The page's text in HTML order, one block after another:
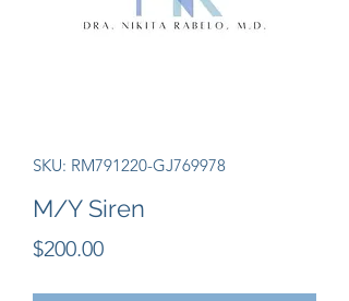
SKU: RM791220-GJ769978
M/Y Siren
$200.00Precio